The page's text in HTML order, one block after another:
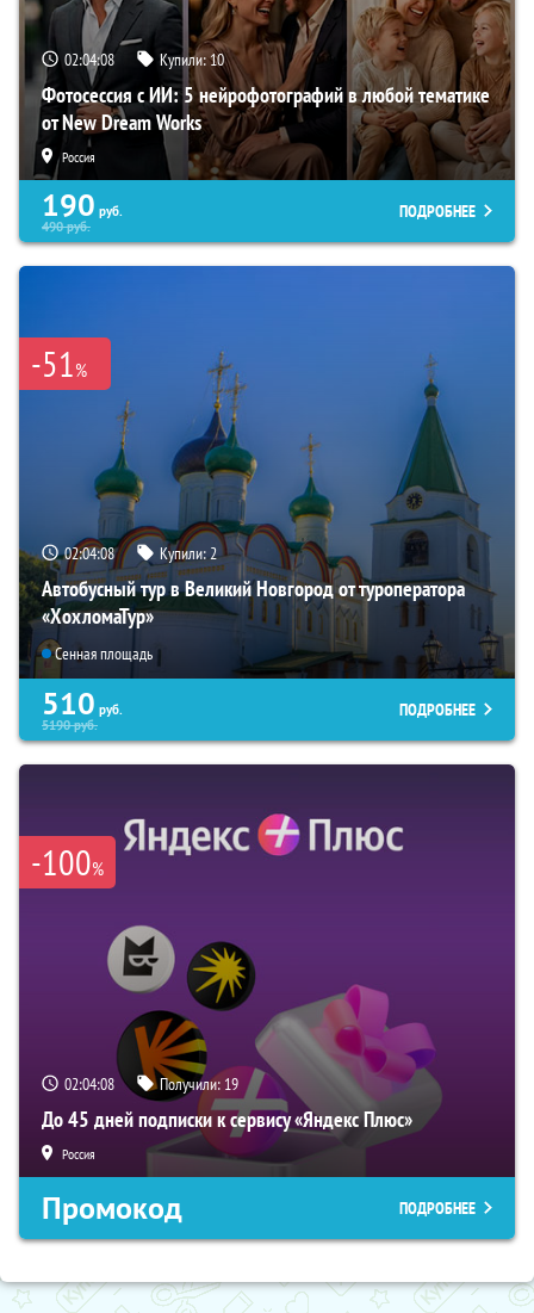
02:04:07 Купили:10
Фотосессия с ИИ: 5 нейрофотографий в любой тематике
от New Dream Works
Россия
190 руб.
490руб.
ПОДРОБНЕЕ
-51%
02:04:07 Купили:2
Автобусный тур в Великий Новгород от туроператора
«ХохломаТур»
Сенная площадь
510 руб.
5190руб.
ПОДРОБНЕЕ
-100%
02:04:07 Получили: 19
До 45 дней подписки к сервису «Яндекс Плюс»
Россия
Промокод ПОДРОБНЕЕ